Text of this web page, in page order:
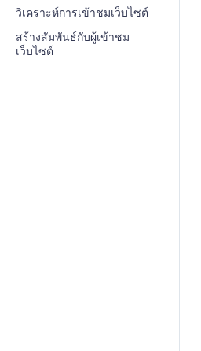
วิเคราะห์การเข้าชมเว็บไซต์
สร้างสัมพันธ์กับผู้เข้าชม
เว็บไซต์